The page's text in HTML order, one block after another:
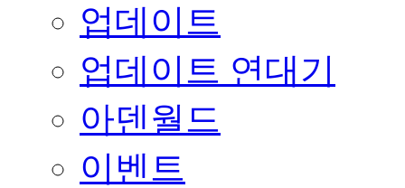
업데이트
업데이트 연대기
아덴월드
이벤트